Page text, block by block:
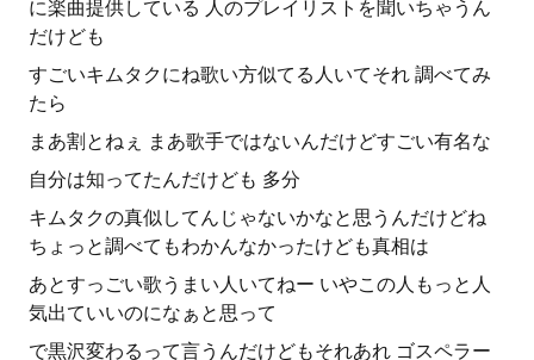
に楽曲提供している 人のプレイリストを聞いちゃうん
だけども
すごいキムタクにね歌い方似てる人いてそれ 調べてみ
たら
まあ割とねぇ まあ歌手ではないんだけどすごい有名な
自分は知ってたんだけども 多分
キムタクの真似してんじゃないかなと思うんだけどね
ちょっと調べてもわかんなかったけども真相は
あとすっごい歌うまい人いてねー いやこの人もっと人
気出ていいのになぁと思って
で黒沢変わるって言うんだけどもそれあれ ゴスペラー